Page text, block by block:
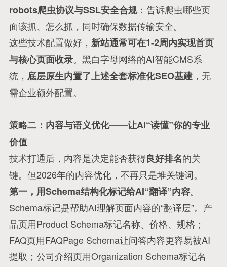
robots爬虫协议与SSL安全合规：告诉爬虫哪些页
面该抓、怎么抓，同时确保数据传输安全。
这些技术配置做好， 新站通常可在1-2周内实现首页
与核心页面收录。黑白字母网络的AI智能CMS系
统， 底层原生内置了上述全套标准化SEO基建，无
需企业额外配置。
策略二：内容与语义优化——让AI“读懂”你的专业
价值
技术打通后，内容是决定能否获得良好排名的关
键。但2026年的内容优化，不再只是堆关键词。
第一，用Schema结构化标记给AI“翻译”内容。
Schema标记是帮助AI理解页面内容的“翻译层”。产
品页用Product Schema标记名称、价格、规格；
FAQ页用FAQPage Schema让问答内容更容易被AI
提取；公司介绍页用Organization Schema标记名